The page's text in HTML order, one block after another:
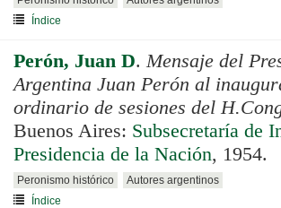
Índice
Perón, Juan D. Mensaje del
Argentina Juan Perón al
ordinario de sesiones del
Buenos Aires: Subsecretaría de
Presidencia de la Nación, 1954.
Peronismo histórico
Autores argentinos
Índice